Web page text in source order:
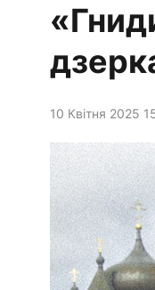
10 Квiтня 2025